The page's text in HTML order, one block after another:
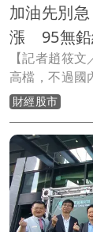
加油先別
漲 95無鉛
【記者趙筱
高檔，不過國
掏錢！台灣中
一（10日）凌
時止，汽、柴
無鉛汽油每公
元、98無鉛
29.3元。
財經股市